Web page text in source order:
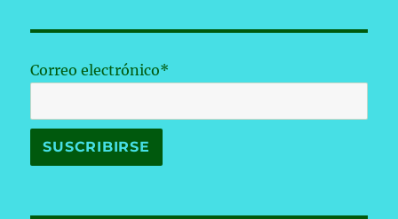
Correo electrónico*